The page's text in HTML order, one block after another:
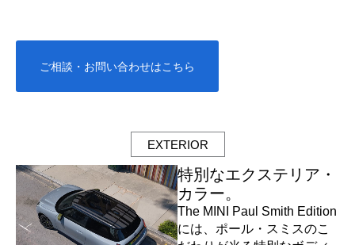
ご相談・お問い合わせはこちら
EXTERIOR
特別なエクステリア・
カラー。​
The MINI Paul Smith Edition
には、ポール・スミスのこ